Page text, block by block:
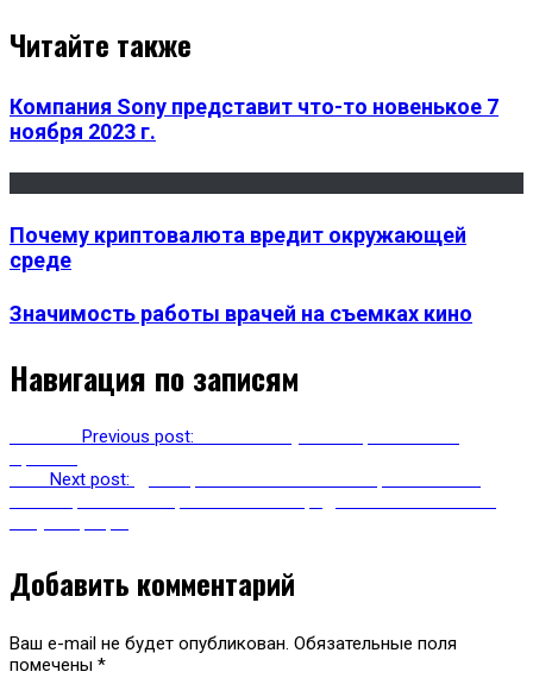
Читайте также
Компания Sony представит что-то новенькое 7
ноября 2023 г.
Почему криптовалюта вредит окружающей
среде
Значимость работы врачей на съемках кино
Навигация по записям
Previous post:
Next post:
Добавить комментарий
Ваш e-mail не будет опубликован. Обязательные поля
помечены *